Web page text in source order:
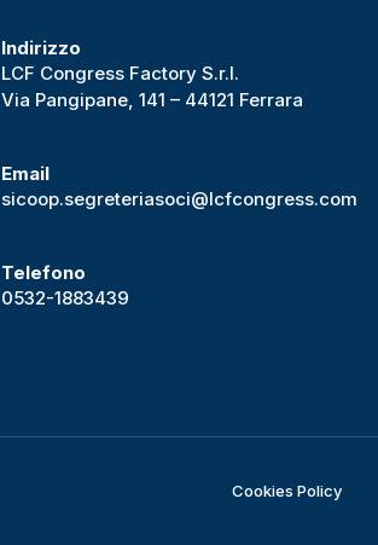
Indirizzo
LCF Congress Factory S.r.l.
Via Pangipane, 141 – 44121 Ferrara
Email
sicoop.segreteriasoci@lcfcongress.com
Telefono
0532-1883439
Cookies Policy